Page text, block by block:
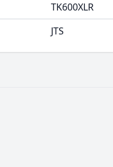
TK600XLR
JTS